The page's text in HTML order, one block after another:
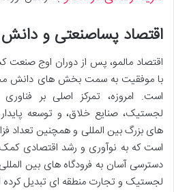
اقتصاد پساصنعتی و
اقتصاد مالمو، پس از دوران اوج صنعت
با موفقیت به سمت بخش های دانش
لجستیک، صنایع خلاق، و توسعه
های بزرگ بین المللی و همچنین تعداد
است که به نوآوری و رشد اقتصادی
دسترسی آسان به فرودگاه های بین
لجستیک و تجارت منطقه ای تبدیل